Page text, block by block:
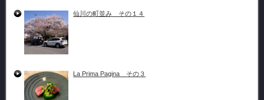
仙川の町並み その１４
La Prima Pagina その３